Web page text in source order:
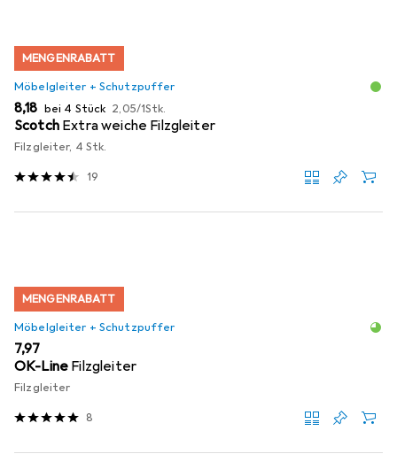
MENGENRABATT
Möbelgleiter + Schutzpuffer
EUR
8,18 bei 4 Stück EUR
2,05/1Stk.
Scotch Extra weiche Filzgleiter
Filzgleiter, 4 Stk.
19
MENGENRABATT
Möbelgleiter + Schutzpuffer
EUR
7,97
OK-Line Filzgleiter
Filzgleiter
8